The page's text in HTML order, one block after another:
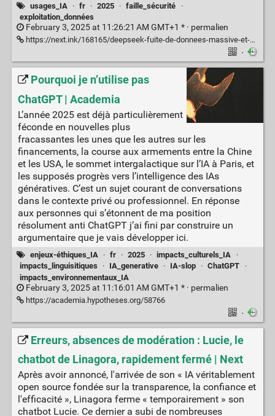
usages_IA · fr · 2025 · faille_sécurité
·
exploitation_données
February 3, 2025 at 11:26:21 AM GMT+1 * · permalien
https://next.ink/168165/deepseek-fuite-de-donnees-massive-et-questionnements-legaux/
·
Pourquoi je n’utilise pas
ChatGPT | Academia
L’année 2025 est déjà particulièrement
féconde en nouvelles plus
fracassantes les unes que les autres sur les
financements, la course aux armements entre la Chine
et les USA, le sommet intergalactique sur l’IA à Paris, et
les supposés progrès vers l’intelligence des IAs
génératives. C’est un sujet courant de conversations
dans le contexte privé ou professionnel. En réponse
aux personnes qui s’étonnent de ma position
résolument anti ChatGPT j’ai fini par construire un
argumentaire que je vais développer ici.
enjeux-éthiques_IA · fr · 2025 · impacts_culturels_IA
·
impacts_linguisitiques
· IA_generative · IA-slop · ChatGPT
·
impacts_environnementaux_IA
February 3, 2025 at 11:16:01 AM GMT+1 * · permalien
https://academia.hypotheses.org/58766
·
Erreurs, absences de modération : Lucie, le
chatbot de Linagora, rapidement fermé | Next
Après avoir annoncé, l'arrivée de son « IA véritablement
open source fondée sur la transparence, la confiance et
l'efficacité », Linagora ferme « temporairement » son
chatbot Lucie. Ce dernier a subi de nombreuses